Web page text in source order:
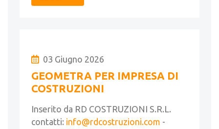
03 Giugno 2026
GEOMETRA PER IMPRESA DI
COSTRUZIONI
Inserito da RD COSTRUZIONI S.R.L.
contatti: info@rdcostruzioni.com -